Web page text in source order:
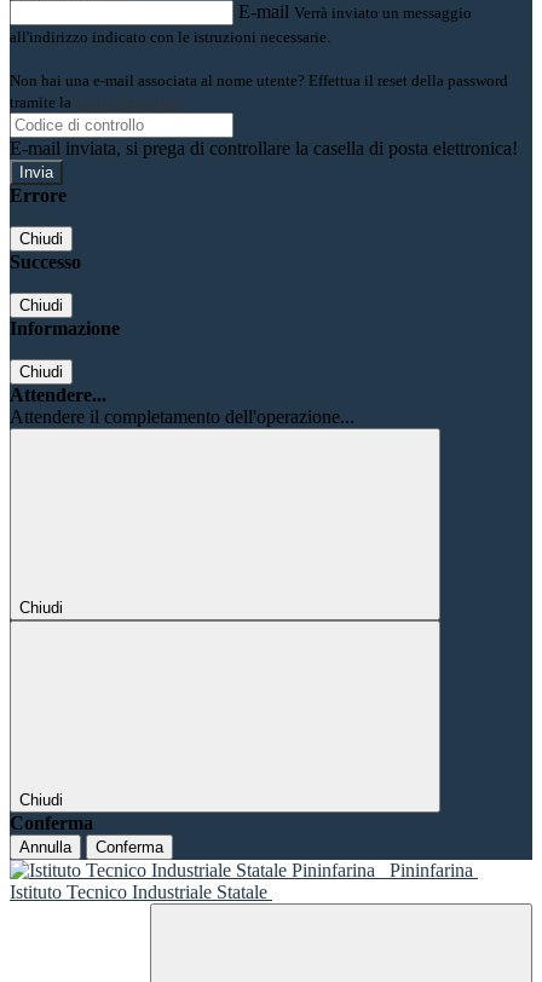
E-mail Verrà inviato un messaggio
all'indirizzo indicato con le istruzioni necessarie.
Non hai una e-mail associata al nome utente? Effettua il reset della password
tramite la
Login Spaggiari
E-mail inviata, si prega di controllare la casella di posta elettronica!
Errore
Chiudi
Successo
Chiudi
Informazione
Chiudi
Attendere...
Attendere il completamento dell'operazione...
Chiudi
Chiudi
Conferma
Annulla Conferma
Pininfarina
Istituto Tecnico Industriale Statale